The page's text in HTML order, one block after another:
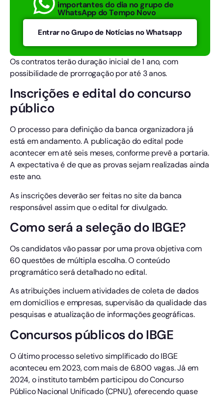
importantes do dia no grupo de
WhatsApp do Tempo Novo
Entrar no Grupo de Notícias no Whatsapp
Os contratos terão duração inicial de 1 ano, com
possibilidade de prorrogação por até 3 anos.
Inscrições e edital do concurso
público
O processo para definição da banca organizadora já
está em andamento. A publicação do edital pode
acontecer em até seis meses, conforme prevê a portaria.
A expectativa é de que as provas sejam realizadas ainda
este ano.
As inscrições deverão ser feitas no site da banca
responsável assim que o edital for divulgado.
Como será a seleção do IBGE?
Os candidatos vão passar por uma prova objetiva com
60 questões de múltipla escolha. O conteúdo
programático será detalhado no edital.
As atribuições incluem atividades de coleta de dados
em domicílios e empresas, supervisão da qualidade das
pesquisas e atualização de informações geográficas.
Concursos públicos do IBGE
O último processo seletivo simplificado do IBGE
aconteceu em 2023, com mais de 6.800 vagas. Já em
2024, o instituto também participou do Concurso
Público Nacional Unificado (CPNU), oferecendo quase